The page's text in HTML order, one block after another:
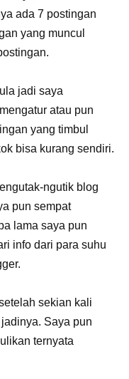
ada 7 postingan
yang muncul
jadi saya
atau pun
yang timbul
bisa kurang sendiri.
ngutik blog
pun sempat
lama saya pun
info dari para suhu
sekian kali
Saya pun
ternyata